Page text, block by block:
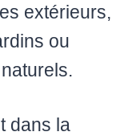
extérieurs,
ou
dans la